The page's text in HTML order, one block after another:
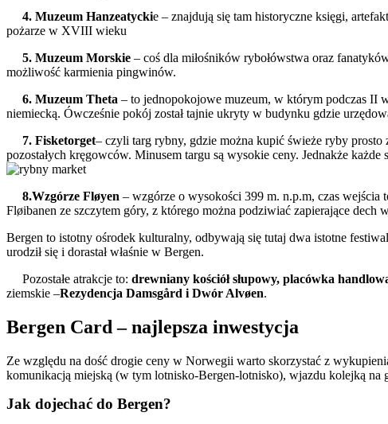
4. Muzeum Hanzeatyckie – znajdują się tam historyczne księgi,
pożarze w XVIII wieku
5. Muzeum Morskie – coś dla miłośników rybołówstwa oraz
możliwość karmienia pingwinów.
6. Muzeum Theta – to jednopokojowe muzeum, w którym podczas II
niemiecką. Ówcześnie pokój został tajnie ukryty w budynku gdzie
7. Fisketorget– czyli targ rybny, gdzie można kupić świeże ryby
pozostałych kręgowców. Minusem targu są wysokie ceny. Jednakże
8.Wzgórze Fløyen – wzgórze o wysokości 399 m. n.p.m, czas wejścia
Fløibanen ze szczytem góry, z którego można podziwiać zapierające dech
Bergen to istotny ośrodek kulturalny, odbywają się tutaj dwa istotne
urodził się i dorastał właśnie w Bergen.
Pozostałe atrakcje to: drewniany kościół słupowy, placówka
ziemskie –Rezydencja Damsgård i Dwór Alvøen.
Bergen Card – najlepsza inwestycja
Ze względu na dość drogie ceny w Norwegii warto skorzystać z
komunikacją miejską (w tym lotnisko-Bergen-lotnisko), wjazdu kolejką na
Jak dojechać do Bergen?